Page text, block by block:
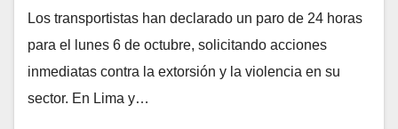
Los transportistas han declarado un paro de 24 horas
para el lunes 6 de octubre, solicitando acciones
inmediatas contra la extorsión y la violencia en su
sector. En Lima y…